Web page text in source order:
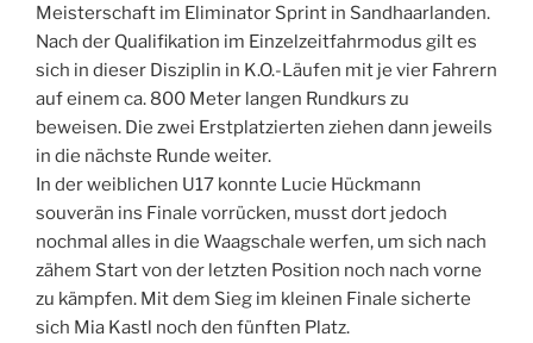
Meisterschaft im Eliminator Sprint in Sandhaarlanden.
Nach der Qualifikation im Einzelzeitfahrmodus gilt es
sich in dieser Disziplin in K.O.-Läufen mit je vier Fahrern
auf einem ca. 800 Meter langen Rundkurs zu
beweisen. Die zwei Erstplatzierten ziehen dann jeweils
in die nächste Runde weiter.
In der weiblichen U17 konnte Lucie Hückmann
souverän ins Finale vorrücken, musst dort jedoch
nochmal alles in die Waagschale werfen, um sich nach
zähem Start von der letzten Position noch nach vorne
zu kämpfen. Mit dem Sieg im kleinen Finale sicherte
sich Mia Kastl noch den fünften Platz.